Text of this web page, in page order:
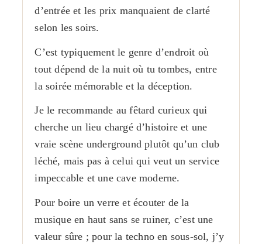
d’entrée et les prix manquaient de clarté
selon les soirs.
C’est typiquement le genre d’endroit où
tout dépend de la nuit où tu tombes, entre
la soirée mémorable et la déception.
Je le recommande au fêtard curieux qui
cherche un lieu chargé d’histoire et une
vraie scène underground plutôt qu’un club
léché, mais pas à celui qui veut un service
impeccable et une cave moderne.
Pour boire un verre et écouter de la
musique en haut sans se ruiner, c’est une
valeur sûre ; pour la techno en sous-sol, j’y